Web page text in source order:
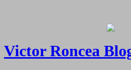
Victor Roncea